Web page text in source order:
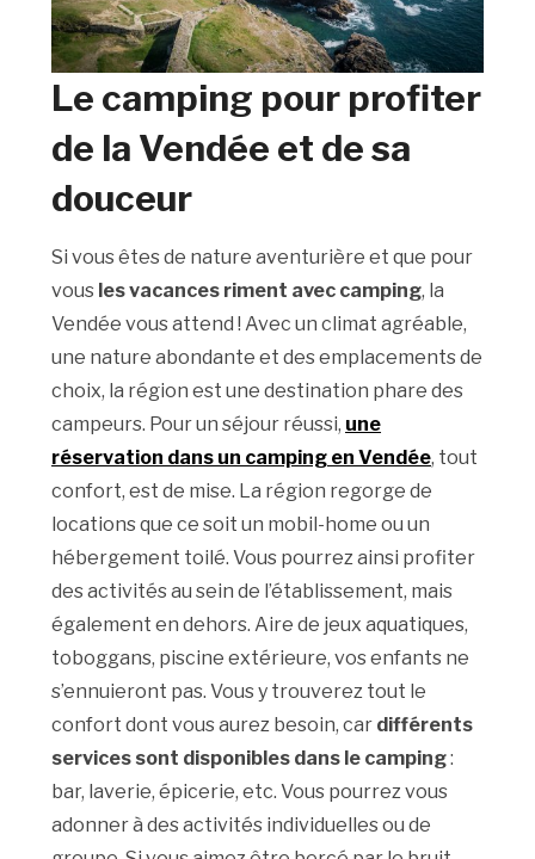
Le camping pour profiter
de la Vendée et de sa
douceur
Si vous êtes de nature aventurière et que pour
vous les vacances riment avec camping, la
Vendée vous attend ! Avec un climat agréable,
une nature abondante et des emplacements de
choix, la région est une destination phare des
campeurs. Pour un séjour réussi, une
réservation dans un camping en Vendée, tout
confort, est de mise. La région regorge de
locations que ce soit un mobil-home ou un
hébergement toilé. Vous pourrez ainsi profiter
des activités au sein de l’établissement, mais
également en dehors. Aire de jeux aquatiques,
toboggans, piscine extérieure, vos enfants ne
s’ennuieront pas. Vous y trouverez tout le
confort dont vous aurez besoin, car différents
services sont disponibles dans le camping:
bar, laverie, épicerie, etc. Vous pourrez vous
adonner à des activités individuelles ou de